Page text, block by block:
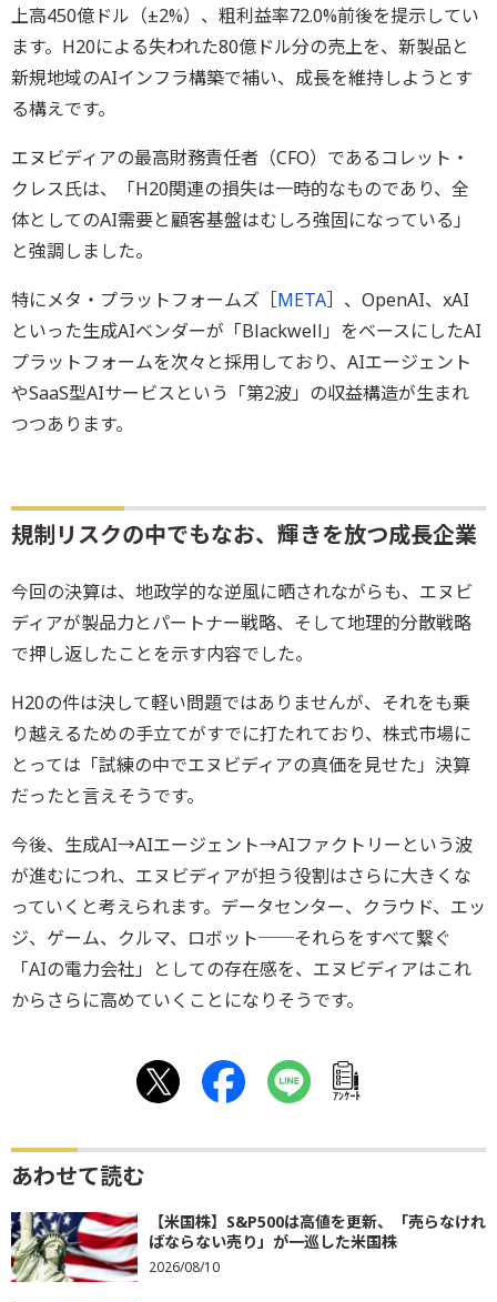
上高450億ドル（±2%）、粗利益率72.0%前後を提示してい
ます。H20による失われた80億ドル分の売上を、新製品と
新規地域のAIインフラ構築で補い、成長を維持しようとす
る構えです。
エヌビディアの最高財務責任者（CFO）であるコレット・
クレス氏は、「H20関連の損失は一時的なものであり、全
体としてのAI需要と顧客基盤はむしろ強固になっている」
と強調しました。
特にメタ・プラットフォームズ［META］、OpenAI、xAI
といった生成AIベンダーが「Blackwell」をベースにしたAI
プラットフォームを次々と採用しており、AIエージェント
やSaaS型AIサービスという「第2波」の収益構造が生まれ
つつあります。
規制リスクの中でもなお、輝きを放つ成長企業
今回の決算は、地政学的な逆風に晒されながらも、エヌビ
ディアが製品力とパートナー戦略、そして地理的分散戦略
で押し返したことを示す内容でした。
H20の件は決して軽い問題ではありませんが、それをも乗
り越えるための手立てがすでに打たれており、株式市場に
とっては「試練の中でエヌビディアの真価を見せた」決算
だったと言えそうです。
今後、生成AI→AIエージェント→AIファクトリーという波
が進むにつれ、エヌビディアが担う役割はさらに大きくな
っていくと考えられます。データセンター、クラウド、エッ
ジ、ゲーム、クルマ、ロボット──それらをすべて繋ぐ
「AIの電力会社」としての存在感を、エヌビディアはこれ
からさらに高めていくことになりそうです。
ｱﾝｹｰﾄ
あわせて読む
【米国株】S&P500は高値を更新、「売らなけれ
ばならない売り」が一巡した米国株
2026/08/10